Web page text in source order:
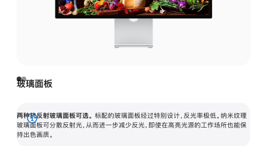
玻璃面板
两种抗反射玻璃面板可选。 标配的玻璃面板经过特别设计，反光率极低。纳米纹理
玻璃面板可分散反射光，从而进一步减少反光，即使在高亮光源的工作场所也能保
持出色画质。
展
开